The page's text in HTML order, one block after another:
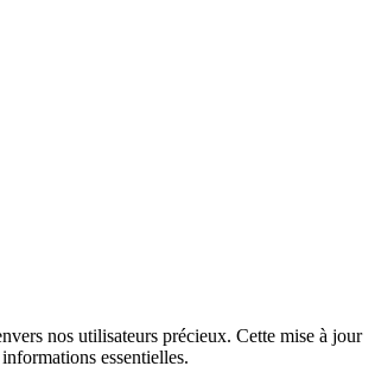
nos utilisateurs précieux. Cette mise à jour
essentielles.